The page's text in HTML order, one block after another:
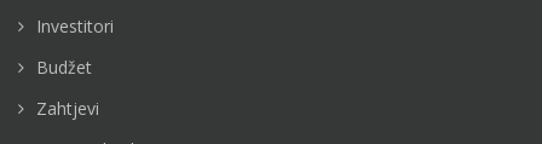
Investitori
Budžet
Zahtjevi